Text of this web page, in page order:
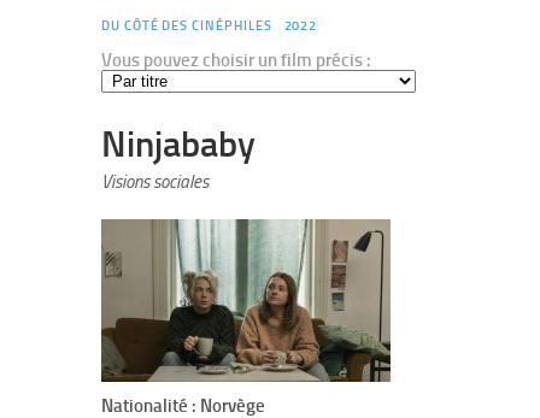
DU CÔTÉ DES CINÉPHILES 2022
Vous pouvez choisir un film précis :
Ninjababy
Visions sociales
Nationalité : Norvège